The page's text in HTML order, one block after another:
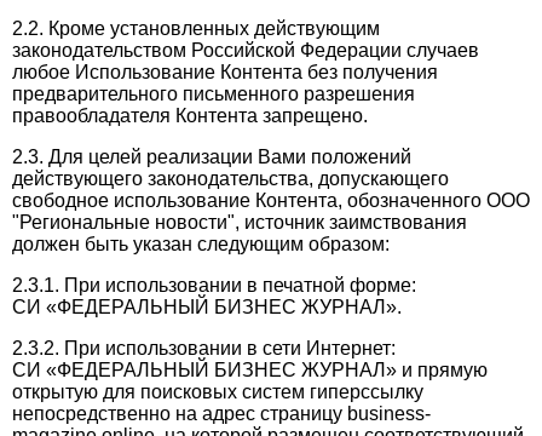
2.2. Кроме установленных действующим
законодательством Российской Федерации случаев
любое Использование Контента без получения
предварительного письменного разрешения
правообладателя Контента запрещено.
2.3. Для целей реализации Вами положений
действующего законодательства, допускающего
свободное использование Контента, обозначенного ООО
"Региональные новости", источник заимствования
должен быть указан следующим образом:
2.3.1. При использовании в печатной форме:
СИ «ФЕДЕРАЛЬНЫЙ БИЗНЕС ЖУРНАЛ».
2.3.2. При использовании в сети Интернет:
СИ «ФЕДЕРАЛЬНЫЙ БИЗНЕС ЖУРНАЛ» и прямую
открытую для поисковых систем гиперссылку
непосредственно на адрес страницу business-